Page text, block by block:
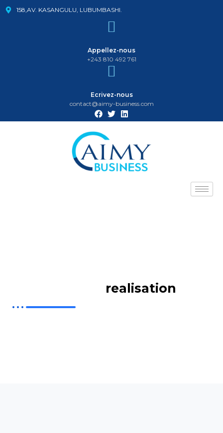
158,AV. KASANGULU, LUBUMBASHI.
Appellez-nous
+243 810 492 761
Ecrivez-nous
contact@aimy-business.com
F
a
e
b
o
k
T
w
t
e
r
L
i
e
d
n
realisation